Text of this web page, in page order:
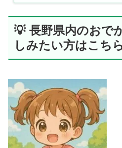
💡 長野県内のおで
しみたい方はこち